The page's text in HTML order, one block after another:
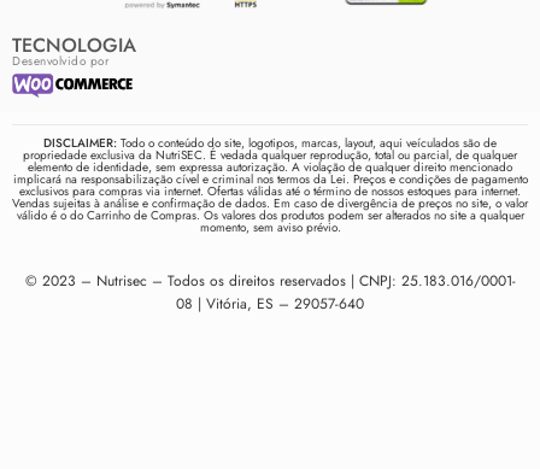
TECNOLOGIA
Desenvolvido por
DISCLAIMER: Todo o conteúdo do site, logotipos, marcas, layout, aqui veículados são de
propriedade exclusiva da NutriSEC. É vedada qualquer reprodução, total ou parcial, de qualquer
elemento de identidade, sem expressa autorização. A violação de qualquer direito mencionado
implicará na responsabilização cível e criminal nos termos da Lei. Preços e condições de pagamento
exclusivos para compras via internet. Ofertas válidas até o término de nossos estoques para internet.
Vendas sujeitas à análise e confirmação de dados. Em caso de divergência de preços no site, o valor
válido é o do Carrinho de Compras. Os valores dos produtos podem ser alterados no site a qualquer
momento, sem aviso prévio.
© 2023 – Nutrisec – Todos os direitos reservados | CNPJ: 25.183.016/0001-
08 | Vitória, ES – 29057-640